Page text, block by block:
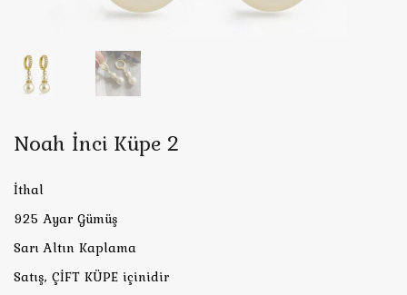
Noah İnci Küpe 2
İthal
925 Ayar Gümüş
Sarı Altın Kaplama
Satış, ÇİFT KÜPE içinidir